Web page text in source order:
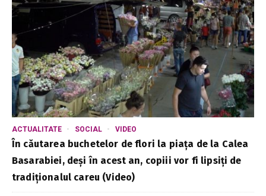
ACTUALITATE SOCIAL VIDEO
În căutarea buchetelor de flori la piața de la Calea
Basarabiei, deși în acest an, copiii vor fi lipsiți de
tradiționalul careu (Video)